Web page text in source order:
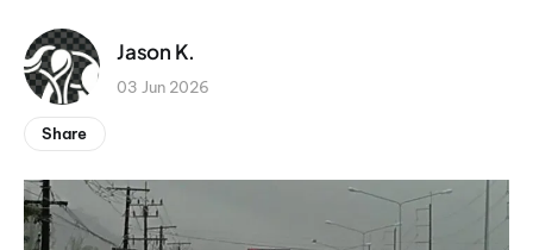
Jason K.
03 Jun 2026
Share